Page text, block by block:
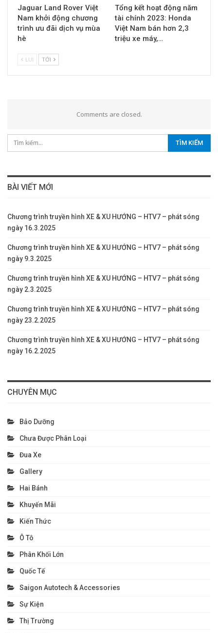
Jaguar Land Rover Việt
Nam khởi động chương
trình ưu đãi dịch vụ mùa
hè
Tổng kết hoạt động năm
tài chính 2023: Honda
Việt Nam bán hơn 2,3
triệu xe máy,…
LUI TỚI
Comments are closed.
BÀI VIẾT MỚI
Chương trình truyền hình XE & XU HƯỚNG – HTV7 – phát sóng
ngày 16.3.2025
Chương trình truyền hình XE & XU HƯỚNG – HTV7 – phát sóng
ngày 9.3.2025
Chương trình truyền hình XE & XU HƯỚNG – HTV7 – phát sóng
ngày 2.3.2025
Chương trình truyền hình XE & XU HƯỚNG – HTV7 – phát sóng
ngày 23.2.2025
Chương trình truyền hình XE & XU HƯỚNG – HTV7 – phát sóng
ngày 16.2.2025
CHUYÊN MỤC
Bảo Dưỡng
Chưa Được Phân Loại
Đua Xe
Gallery
Hai Bánh
Khuyến Mãi
Kiến Thức
Ô Tô
Phân Khối Lớn
Quốc Tế
Saigon Autotech & Accessories
Sự Kiện
Thị Trường